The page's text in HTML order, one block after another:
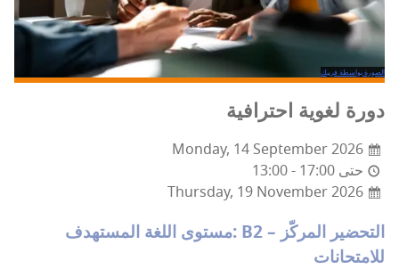
الصورة بواسطة فريبك
دورة لغوية احترافية
Monday, 14 September 2026
13:00 - 17:00 حتى
Thursday, 19 November 2026
مستوى اللغة المستهدف: B2 – التحضير المركّز
للامتحانات